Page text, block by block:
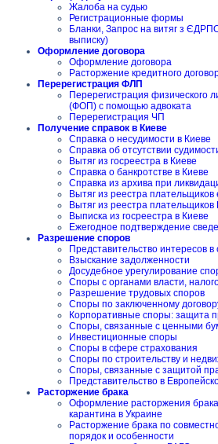
Жалоба на судью
Регистрационные формы
Бланки, Запрос на витяг з
выписку)
Оформление договора
Оформление договора
Расторжение кредитного
Перерегистрация ФЛП
Перерегистрация физического
(ФОП) с помощью адвоката
Перерегистрация ЧП
Получение справок в Киеве
Справка о несудимости в Киеве
Справка об отсутствии
Вытяг из госреестра в Киеве
Справка о банкротстве в Киеве
Справка из архива при
Вытяг из реестра плательщиков
Вытяг из реестра
Выписка из госреестра в Киеве
Ежегодное подтверждение
Разрешение споров
Представительство интересов в
Взыскание задолженности
Досудебное урегулирование
Споры с органами власти,
Разрешение трудовых споров
Споры по заключенному
Корпоративные споры: защита
Споры, связанные с ценными
Инвестиционные споры
Споры в сфере страхования
Споры по строительству и
Споры, связанные с защитой
Представительство в
Расторжение брака
Оформление расторжения
карантина в Украине
Расторжение брака по
порядок и особенности